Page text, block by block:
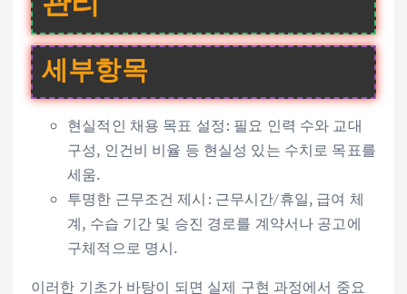
세부항목
현실적인 채용 목표 설정: 필요 인력 수와 교대
구성, 인건비 비율 등 현실성 있는 수치로 목표를
세움.
투명한 근무조건 제시: 근무시간/휴일, 급여 체
계, 수습 기간 및 승진 경로를 계약서나 공고에
구체적으로 명시.
이러한 기초가 바탕이 되면 실제 구현 과정에서 중요